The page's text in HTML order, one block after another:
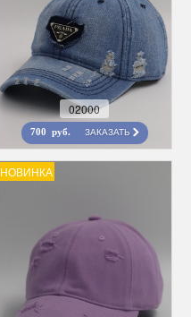
02000
700 руб. ЗАКАЗАТЬ
НОВИНКА